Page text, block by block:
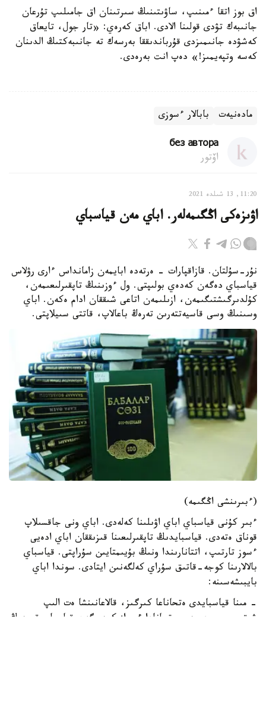
اق بوز اتقا ءمىنىپ، ساۋىتىنىڭ سىرتىنان اق جامىلىپ تۇرعان
جانىبەك تۋدى قولىنا الادى. اباق كەرەي: «تار جول، تايعاق
كەشۋدە جانىمىزدى قۇرباندىققا بەرسەك تە جانىبەكتىڭ الدىنان
كەسە وتپەيمىز!» دەپ انت بەرەدى.
مادەنيەت بابالار ءسوزى
без автора
اۆتور
11:20, 13 شىلدە 2021
اۋىزەكى اڭگىمەلەر. اباي مەن قياسباي
نۇر-سۇلتان. قازاقپارات - ەرتەدە ابايمەن زامانداس ءارى رۋلاس
قياسباي دەگەن كەدەي بولىپتى. ول ءوزىنىڭ تاپقىرلىعىمەن،
كۇلدىرگىشتىگىمەن، ازىلىمەن اتاعى شىققان ادام ەكەن. اباي
وسىنىڭ وسى قاسيەتتەرىن تەرەڭ باعالاپ، قاتتى سىيلاپتى.
(ءبىرىنشى اڭگىمە)
ءبىر كۇنى قياسباي اباي اۋىلىنا كەلەدى. اباي ونى جاقسىلاپ
قوناق ەتەدى. قياسبايدىڭ تاپقىرلىعىنا قىزىققان اباي ادەيى
ءسوز تارتىپ، اتتانارىندا ونىڭ بۇيىمتايىن سۇراپتى. قياسباي
بالالارىنا كوجە-قاتىق سۇراي كەلگەنىن ايتادى. سوندا اباي
بايبىشەسىنە:
- مىنا قياسبايدى ەتحاناعا كىرگىز، قالاعانىنشا ەت الىپ
شىقسىن، - دەيدى. ەتحانادا ءبىراز كىدىرگەن قياسباي قويدىڭ